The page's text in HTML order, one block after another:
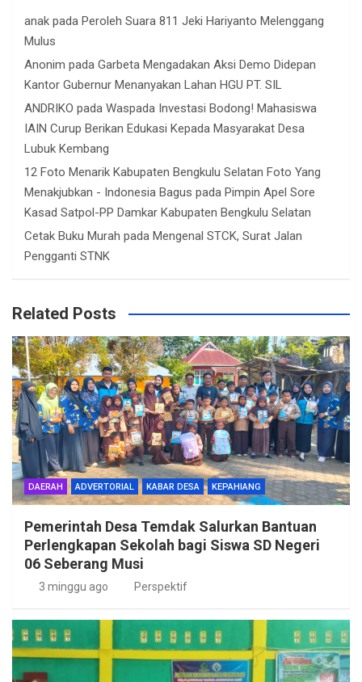
anak pada Peroleh Suara 811 Jeki Hariyanto Melenggang
Mulus
Anonim pada Garbeta Mengadakan Aksi Demo Didepan
Kantor Gubernur Menanyakan Lahan HGU PT. SIL
ANDRIKO pada Waspada Investasi Bodong! Mahasiswa
IAIN Curup Berikan Edukasi Kepada Masyarakat Desa
Lubuk Kembang
12 Foto Menarik Kabupaten Bengkulu Selatan Foto Yang
Menakjubkan - Indonesia Bagus pada Pimpin Apel Sore
Kasad Satpol-PP Damkar Kabupaten Bengkulu Selatan
Cetak Buku Murah pada Mengenal STCK, Surat Jalan
Pengganti STNK
Related Posts
DAERAH ADVERTORIAL KABAR DESA KEPAHIANG
Pemerintah Desa Temdak Salurkan Bantuan
Perlengkapan Sekolah bagi Siswa SD Negeri
06 Seberang Musi
3 minggu ago Perspektif